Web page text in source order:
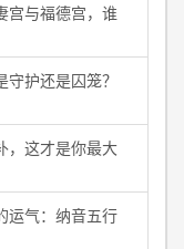
宫与福德宫，谁
守护还是囚笼？
，这才是你最大
运气：纳音五行